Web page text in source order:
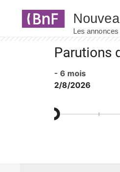
Parutions
- 6 mois
2/8/2026